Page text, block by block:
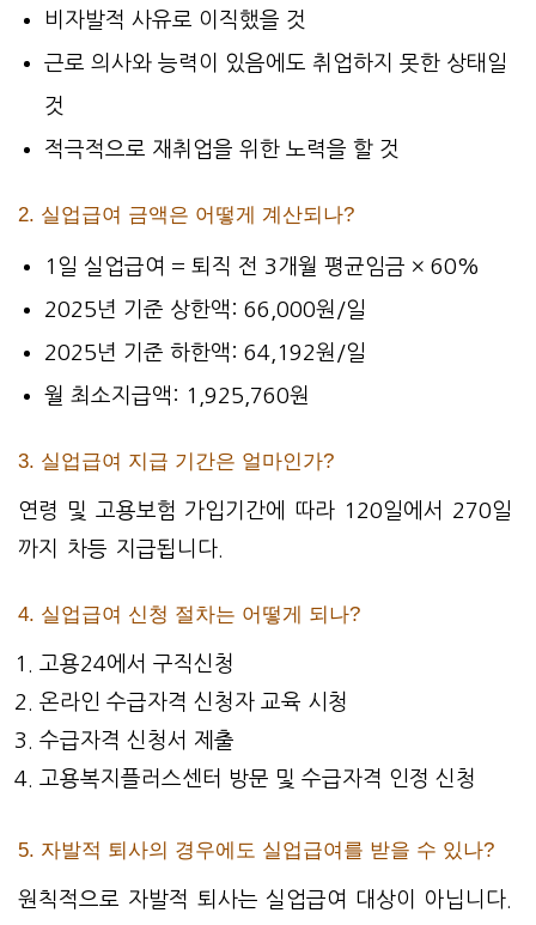
비자발적 사유로 이직했을 것
근로 의사와 능력이 있음에도 취업하지 못한 상태일
것
적극적으로 재취업을 위한 노력을 할 것
2. 실업급여 금액은 어떻게 계산되나?
1일 실업급여 = 퇴직 전 3개월 평균임금 × 60%
2025년 기준 상한액: 66,000원/일
2025년 기준 하한액: 64,192원/일
월 최소지급액: 1,925,760원
3. 실업급여 지급 기간은 얼마인가?
연령 및 고용보험 가입기간에 따라 120일에서 270일
까지 차등 지급됩니다.
4. 실업급여 신청 절차는 어떻게 되나?
고용24에서 구직신청
온라인 수급자격 신청자 교육 시청
수급자격 신청서 제출
고용복지플러스센터 방문 및 수급자격 인정 신청
5. 자발적 퇴사의 경우에도 실업급여를 받을 수 있나?
원칙적으로 자발적 퇴사는 실업급여 대상이 아닙니다.